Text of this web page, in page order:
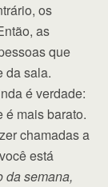
os
as
que
da sala.
é verdade:
mais barato.
chamadas a
está
da semana,